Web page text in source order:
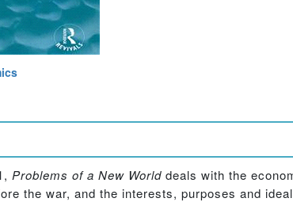
Problems of a New World deals with the
the war, and the interests, purposes and